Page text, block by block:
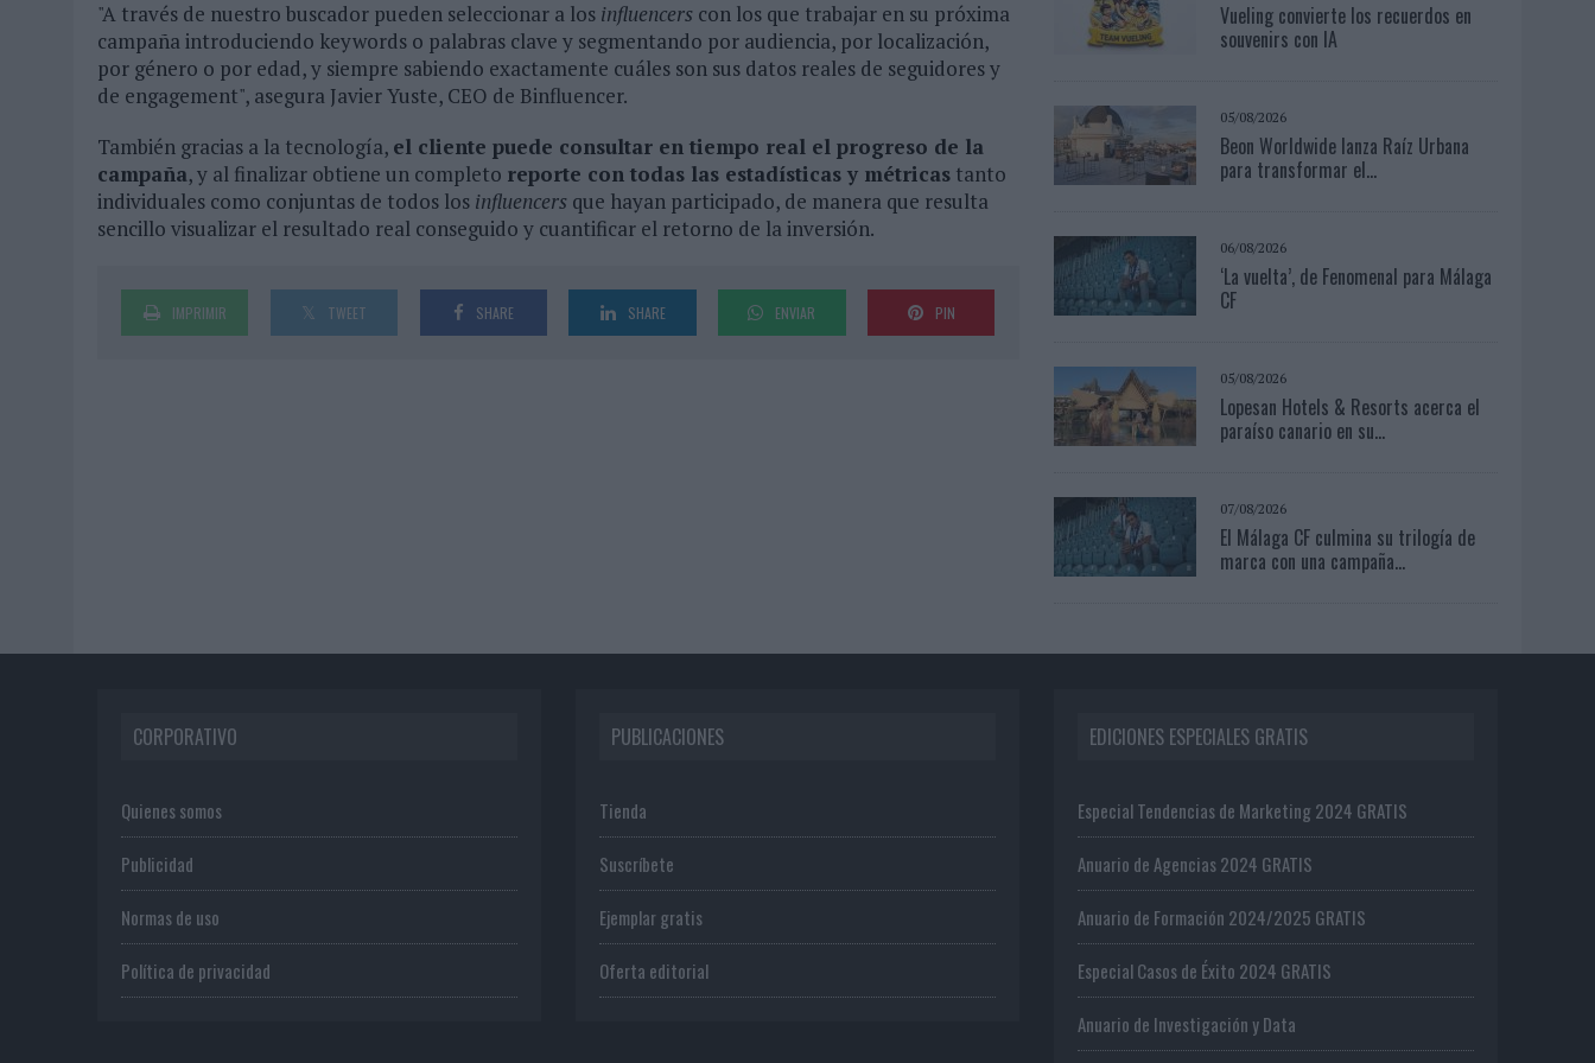
"A través de nuestro buscador pueden seleccionar a los influencers con los que trabajar en su próxima
campaña introduciendo keywords o palabras clave y segmentando por audiencia, por localización,
por género o por edad, y siempre sabiendo exactamente cuáles son sus datos reales de seguidores y
de engagement", asegura Javier Yuste, CEO de Binfluencer.
También gracias a la tecnología, el cliente puede consultar en tiempo real el progreso de la
campaña, y al finalizar obtiene un completo reporte con todas las estadísticas y métricas tanto
individuales como conjuntas de todos los influencers que hayan participado, de manera que resulta
sencillo visualizar el resultado real conseguido y cuantificar el retorno de la inversión.
IMPRIMIR TWEET SHARE SHARE ENVIAR PIN
Vueling convierte los recuerdos en
souvenirs con IA
05/08/2026
Beon Worldwide lanza Raíz Urbana
para transformar el...
06/08/2026
‘La vuelta’, de Fenomenal para Málaga
CF
05/08/2026
Lopesan Hotels & Resorts acerca el
paraíso canario en su...
07/08/2026
El Málaga CF culmina su trilogía de
marca con una campaña...
CORPORATIVO
Quienes somos
Publicidad
Normas de uso
Política de privacidad
PUBLICACIONES
Tienda
Suscríbete
Ejemplar gratis
Oferta editorial
EDICIONES ESPECIALES GRATIS
Especial Tendencias de Marketing 2024 GRATIS
Anuario de Agencias 2024 GRATIS
Anuario de Formación 2024/2025 GRATIS
Especial Casos de Éxito 2024 GRATIS
Anuario de Investigación y Data